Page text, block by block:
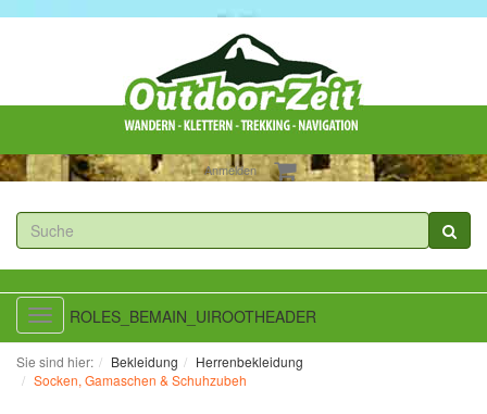
Anmelden
Toggle
navigation
ROLES_BEMAIN_UIROOTHEADER
Sie sind hier: Bekleidung
Herrenbekleidung
Socken, Gamaschen & Schuhzubeh